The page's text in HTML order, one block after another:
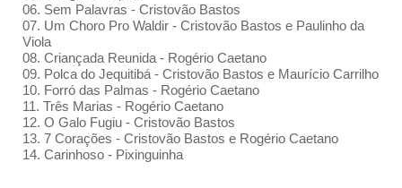
06. Sem Palavras - Cristovão Bastos
07. Um Choro Pro Waldir - Cristovão Bastos e Paulinho da
Viola
08. Criançada Reunida - Rogério Caetano
09. Polca do Jequitibá - Cristovão Bastos e Maurício Carrilho
10. Forró das Palmas - Rogério Caetano
11. Três Marias - Rogério Caetano
12. O Galo Fugiu - Cristovão Bastos
13. 7 Corações - Cristovão Bastos e Rogério Caetano
14. Carinhoso - Pixinguinha